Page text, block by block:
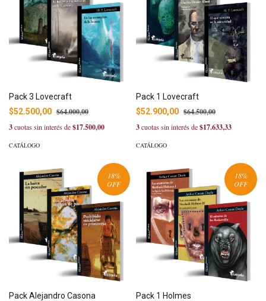
Pack 3 Lovecraft
$52.500,00 $64.000,00
3cuotas sin interés de$17.500,00
CATÁLOGO
Pack 1 Lovecraft
$52.900,00 $64.500,00
3cuotas sin interés de$17.633,33
CATÁLOGO
18%
OFF
Pack Alejandro Casona
18%
OFF
Pack 1 Holmes